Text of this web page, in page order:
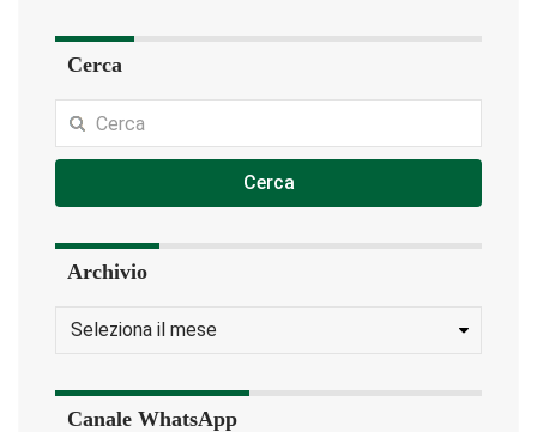
Cerca
Cerca
Archivio
Canale WhatsApp